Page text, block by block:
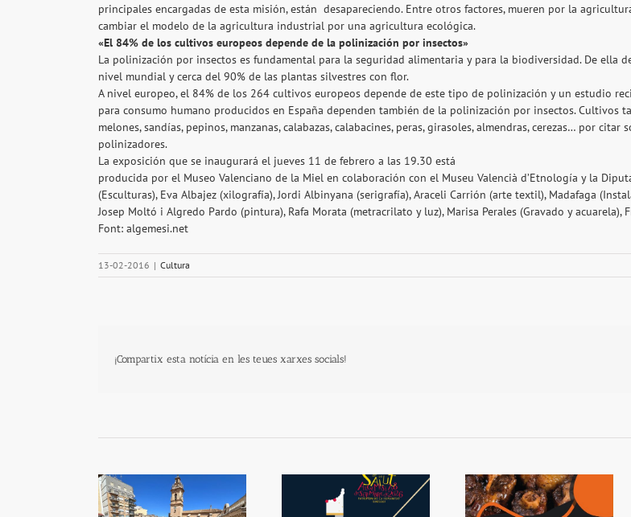
principales encargadas de esta misión, están desapareciendo. Entre otros factores, mueren por la
cambiar el modelo de la agricultura industrial por una agricultura ecológica.
«El 84% de los cultivos europeos depende de la polinización por insectos»
La polinización por insectos es fundamental para la seguridad alimentaria y para la biodiversidad. De ella
nivel mundial y cerca del 90% de las plantas silvestres con flor.
A nivel europeo, el 84% de los 264 cultivos europeos depende de este tipo de polinización y un estudio
para consumo humano producidos en España dependen también de la polinización por insectos. Cultivos
melones, sandías, pepinos, manzanas, calabazas, calabacines, peras, girasoles, almendras, cerezas… por
polinizadores.
La exposición que se inaugurará el jueves 11 de febrero a las 19.30 está
producida por el Museo Valenciano de la Miel en colaboración con el Museu Valencià d’Etnología y la
(Esculturas), Eva Albajez (xilografía), Jordi Albinyana (serigrafía), Araceli Carrión (arte textil), Madafaga
Josep Moltó i Algredo Pardo (pintura), Rafa Morata (metracrilato y luz), Marisa Perales (Gravado y acuarela),
Font: algemesi.net
13-02-2016 | Cultura
¡Compartix esta notícia en les teues xarxes socials!